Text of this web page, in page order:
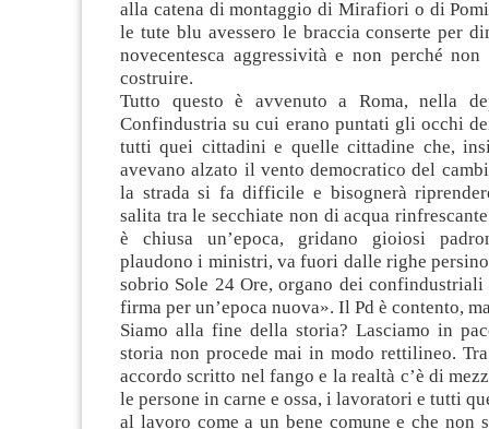
alla catena di montaggio di Mirafiori o di
le tute blu avessero le braccia conserte per
novecentesca aggressività e non perché
costruire.
Tutto questo è avvenuto a Roma, nella
Confindustria su cui erano puntati gli occhi
tutti quei cittadini e quelle cittadine che,
avevano alzato il vento democratico del
la strada si fa difficile e bisognerà
salita tra le secchiate non di acqua
è chiusa un’epoca, gridano gioiosi
plaudono i ministri, va fuori dalle righe
sobrio Sole 24 Ore, organo dei confindustriali
firma per un’epoca nuova». Il Pd è contento,
Siamo alla fine della storia? Lasciamo in
storia non procede mai in modo rettilineo.
accordo scritto nel fango e la realtà c’è di
le persone in carne e ossa, i lavoratori e tutti
al lavoro come a un bene comune e che non